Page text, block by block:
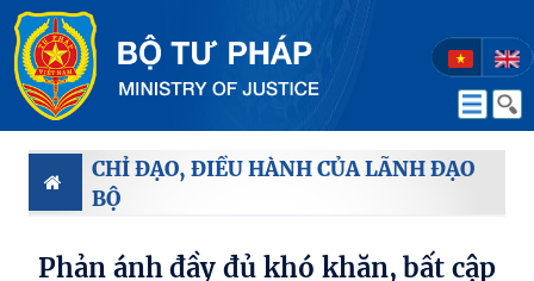
CHỈ ĐẠO, ĐIỀU HÀNH CỦA LÃNH ĐẠO
BỘ
Phản ánh đầy đủ khó khăn, bất cập